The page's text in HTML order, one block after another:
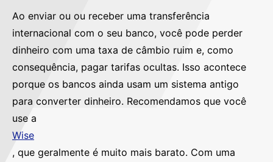
Ao enviar ou ou receber uma transferência
internacional com o seu banco, você pode perder
dinheiro com uma taxa de câmbio ruim e, como
consequência, pagar tarifas ocultas. Isso acontece
porque os bancos ainda usam um sistema antigo
para converter dinheiro. Recomendamos que você
use a
Wise
, que geralmente é muito mais barato. Com uma